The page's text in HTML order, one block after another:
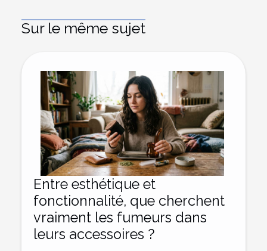
Sur le même sujet
Entre esthétique et
fonctionnalité, que cherchent
vraiment les fumeurs dans
leurs accessoires ?